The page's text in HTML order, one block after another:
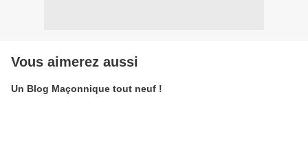
Vous aimerez aussi
Un Blog Maçonnique tout neuf !